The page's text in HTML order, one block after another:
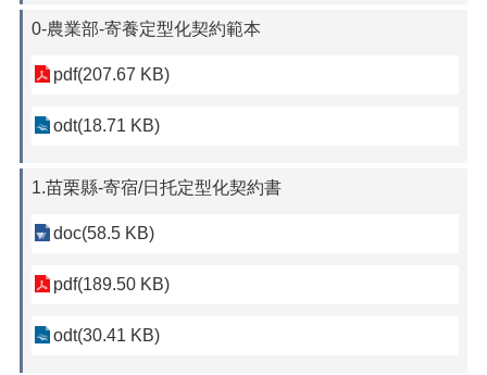
0-農業部-寄養定型化契約範本
pdf(207.67 KB)
odt(18.71 KB)
1.苗栗縣-寄宿/日托定型化契約書
doc(58.5 KB)
pdf(189.50 KB)
odt(30.41 KB)